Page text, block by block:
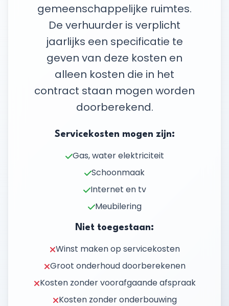
gemeenschappelijke ruimtes.
De verhuurder is verplicht
jaarlijks een specificatie te
geven van deze kosten en
alleen kosten die in het
contract staan mogen worden
doorberekend.
Servicekosten mogen zijn:
Gas, water elektriciteit
Schoonmaak
Internet en tv
Meubilering
Niet toegestaan:
Winst maken op servicekosten
Groot onderhoud doorberekenen
Kosten zonder voorafgaande afspraak
Kosten zonder onderbouwing